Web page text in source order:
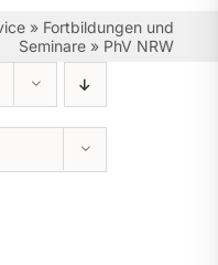
» Fortbildungen und
Seminare » PhV NRW